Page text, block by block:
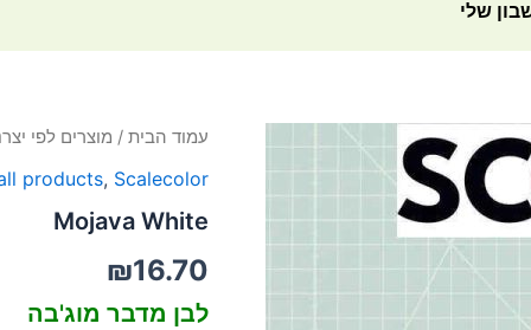
שלי
עמוד הבית / מוצרים לפי
products, Scalecolor
Mojava White
₪16.70
לבן מדבר מוג'בה
כמות
Mojava